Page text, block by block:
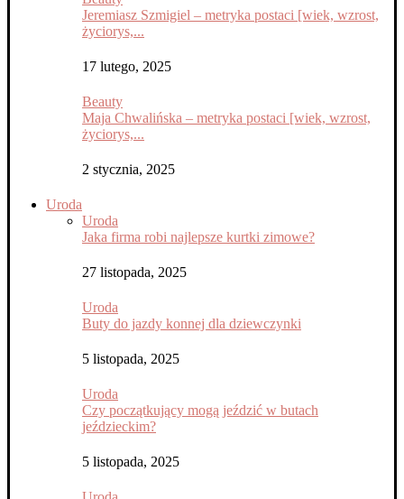
Jeremiasz Szmigiel – metryka postaci [wiek, wzrost,
życiorys,...
17 lutego, 2025
Beauty
Maja Chwalińska – metryka postaci [wiek, wzrost,
życiorys,...
2 stycznia, 2025
Uroda
Uroda
Jaka firma robi najlepsze kurtki zimowe?
27 listopada, 2025
Uroda
Buty do jazdy konnej dla dziewczynki
5 listopada, 2025
Uroda
Czy początkujący mogą jeździć w butach
jeździeckim?
5 listopada, 2025